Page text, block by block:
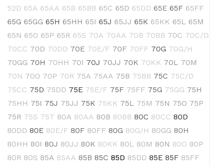
52D 65A 65AA 65B 65BB 65C 65D 65DD 65E 65F 65FF
65G 65GG 65H 65HH 65I 65J 65JJ 65K 65KK 65L 65M
65N 65O 65P 65R 65S 70A 70AA 70B 70BB 70C 70C/D
70CC 70D 70DD 70E 70E/F 70F 70FF 70G 70G/H
70GG 70H 70HH 70I 70J 70JJ 70K 70KK 70L 70M
70N 70O 70P 70R 75A 75AA 75B 75BB 75C 75C/D
75CC 75D 75DD 75E 75E/F 75F 75FF 75G 75GG 75H
75HH 75I 75J 75JJ 75K 75KK 75L 75M 75N 75O 75P
75R 75S 75T 80A 80AA 80B 80BB 80C 80CC 80D
80DD 80E 80E/F 80F 80FF 80G 80G/H 80GG 80H
80HH 80I 80J 80JJ 80K 80KK 80L 80M 80N 80O 80P
80R 80S 85A 85AA 85B 85C 85D 85DD 85E 85F 85FF